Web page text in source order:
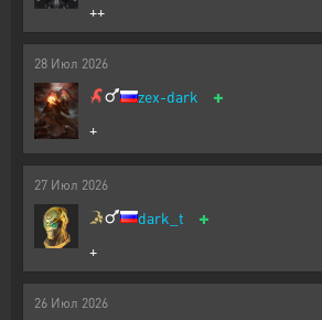
++
28 Июл 2026
zex-dark +
+
27 Июл 2026
dark_t +
+
26 Июл 2026